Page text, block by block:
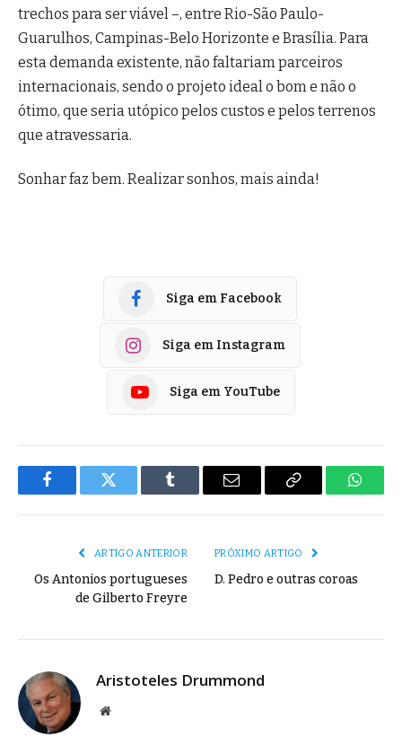
trechos para ser viável –, entre Rio-São Paulo-
Guarulhos, Campinas-Belo Horizonte e Brasília. Para
esta demanda existente, não faltariam parceiros
internacionais, sendo o projeto ideal o bom e não o
ótimo, que seria utópico pelos custos e pelos terrenos
que atravessaria.
Sonhar faz bem. Realizar sonhos, mais ainda!
Siga em Facebook
Siga em Instagram
Siga em YouTube
FacebookTwitter Tumblr
E-
Copiar
ARTIGO ANTERIOR
Os Antonios portugueses
de Gilberto Freyre
PRÓXIMO ARTIGO
D. Pedro e outras coroas
Aristoteles Drummond
Site